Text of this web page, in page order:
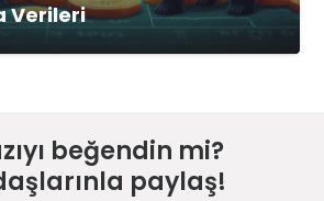
Verileri
beğendin mi?
paylaş!